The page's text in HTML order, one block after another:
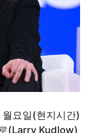
요일(현지시간)
(Larry Kudlow)